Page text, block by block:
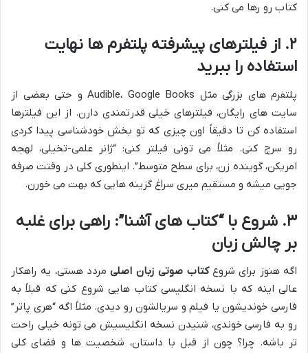
کتاب رو رها می کنی.
۲. از فیلترهای پیشرفته پلتفرم ها نهایت
استفاده را ببرید
پلتفرم های بزرگی مثل Audible، Google Books و حتی بعضی از
سایت های رایگان، فیلترهای خیلی قدرتمندی دارن. از این فیلترها
استفاده کن تا دقیقاً اون چیزی که تو بخش خودشناسی پیدا کردی
رو سرچ کنی. مثلاً می تونی فیلتر کنی: “ژانر علمی-تخیلی، لهجه
امریکن، گوینده زن، برای سطح متوسط”. اینطوری کلی در وقتت صرفه
جویی میشه و مستقیم میری سراغ گزینه هایی که بهت می خورن.
۳. شروع با “کتاب های آشنا”: راهی برای غلبه
بر چالش زبان
اگه هنوز برای شروعکتاب صوتی زبان اصلیمردد هستی، یه راهکار
عالی اینه که با نسخه انگلیسی کتاب هایی شروع کنی که قبلاً به
فارسی خوندیشون یا فیلم و سریالشون رو دیدی. مثلاً اگه “هری پاتر”
رو به فارسی خوندی، شنیدن نسخه انگلیسیش می تونه خیلی راحت
تر باشه. چرا؟ چون از قبل با داستان، شخصیت ها و فضای کلی